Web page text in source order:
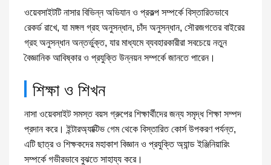
ওয়েবসাইটটি নাসার বিভিন্ন অভিযান ও প্রকল্প সম্পর্কে বিস্তারিতভাবে
রেকর্ড রাখে, যা মঙ্গল গ্রহ অনুসন্ধান, চাঁদ অনুসন্ধান, সৌরজগতের বাইরের
গ্রহ অনুসন্ধান অন্তর্ভুক্ত, যার মাধ্যমে ব্যবহারকারীরা সবচেয়ে নতুন
বৈজ্ঞানিক আবিষ্কার ও প্রযুক্তি উন্নয়ন সম্পর্কে জানতে পারেন।
শিক্ষা ও শিখন
নাসা ওয়েবসাইট সমস্ত বয়স গ্রুপের শিক্ষার্থীদের জন্য সমৃদ্ধ শিক্ষা সম্পদ
প্রদান করে। ইন্টারঅ্যাক্টিভ গেম থেকে বিস্তারিত কোর্স উপকরণ পর্যন্ত,
এটি ছাত্র ও শিক্ষকদের মহাকাশ বিজ্ঞান ও প্রযুক্তি অ্যান্ড ইঞ্জিনিয়ারিং
সম্পর্কে গভীরভাবে বুঝতে সাহায্য করে।